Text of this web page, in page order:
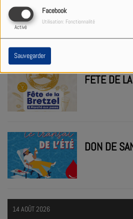
Facebook
Activé
Utilisation: Fonctionnalité
Sauvegarder
FETE DE
DON DE
14 AOÛT 2026